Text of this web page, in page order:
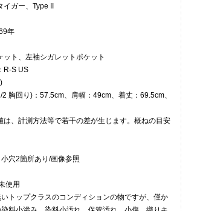
ガー、Type II
年
ット、左袖シガレットポケット
R-S US
2 胸回り)：57.5cm、肩幅：49cm、着丈：69.5cm、
は、計測方法等で若干の差が生じます。概ねの目安
穴2箇所あり/画像参照
使用
トップクラスのコンディションの物ですが、僅か